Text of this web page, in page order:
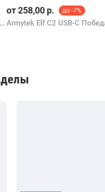
Armytek Wizard C2 WG Magnet USB (теплый свет)
от258,00 р. до -7%